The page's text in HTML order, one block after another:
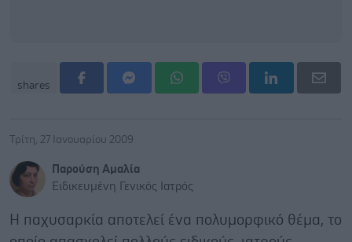
shares
Τρίτη, 27 Ιανουαρίου 2009
Παρούση Αμαλία
Ειδικευμένη Γενικός Ιατρός
Η παχυσαρκία αποτελεί ένα πολυμορφικό θέμα, το